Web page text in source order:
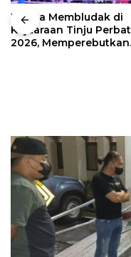
Warga Membludak di
Kejuaraan Tinju
2026, Memperebutkan